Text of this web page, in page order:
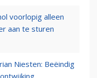
voorlopig alleen
aan te sturen
Niesten: Beëindig